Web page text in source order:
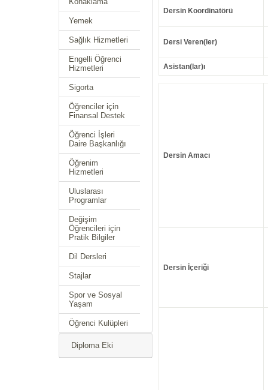
Yemek
Sağlık Hizmetleri
Engelli Öğrenci
Hizmetleri
Sigorta
Öğrenciler için
Finansal Destek
Öğrenci İşleri
Daire Başkanlığı
Öğrenim
Hizmetleri
Uluslarası
Programlar
Değişim
Öğrencileri için
Pratik Bilgiler
Dil Dersleri
Stajlar
Spor ve Sosyal
Yaşam
Öğrenci Kulüpleri
Diploma Eki
Dersin Koordinatörü
Dersi Veren(ler)
Asistan(lar)ı
Dersin Amacı
Dersin İçeriği